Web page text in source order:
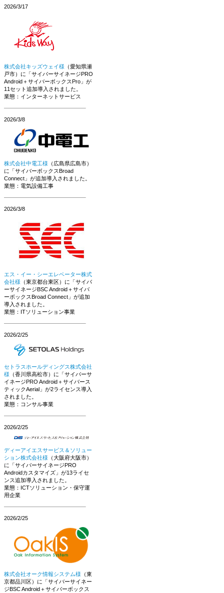
2026/3/17
株式会社キッズウェイ様 （愛知県瀬
戸市）に「サイバーサイネージPRO
Android＋サイバーボックスPro」が
11セット追加導入されました。
業態：インターネットサービス
2026/3/8
株式会社中電工様 （広島県広島市）
に「サイバーボックスBroad
Connect」が追加導入されました。
業態：電気設備工事
2026/3/8
エス・イー・シーエレベーター株式
会社様 （東京都台東区）に「サイバ
ーサイネージBSC Android＋サイバ
ーボックスBroad Connect」が追加
導入されました。
業態：ITソリューション事業
2026/2/25
セトラスホールディングス株式会社
様 （香川県高松市）に「サイバーサ
イネージPRO Android＋サイバース
ティックAerial」が2ライセンス導入
されました。
業態：コンサル事業
2026/2/25
ディーアイエスサービス＆ソリュー
ション株式会社様 （大阪府大阪市）
に「サイバーサイネージPRO
Androidカスタマイズ」が13ライセ
ンス追加導入されました。
業態：ICTソリューション・保守運
用企業
2026/2/25
株式会社オーク情報システム様 （東
京都品川区）に「サイバーサイネー
ジBSC Android＋サイバーボックス